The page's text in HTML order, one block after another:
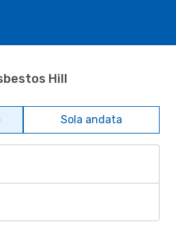
Hill
Sola andata